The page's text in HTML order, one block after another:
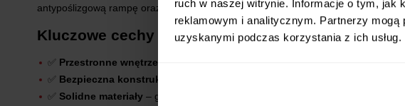
ruch w naszej witrynie. Informacje o tym, jak
reklamowym i analitycznym. Partnerzy mogą
uzyskanymi podczas korzystania z ich usług.
antypoślizgową rampę oraz wysuwaną tacę, zapewnia zwierzakowi pełną
Kluczowe cechy
✅ Przestronne wnętrze
✅ Bezpieczna konstrukcja
✅ Solidne materiały – grube metalowe rurki + siatka malowana proszkowo,